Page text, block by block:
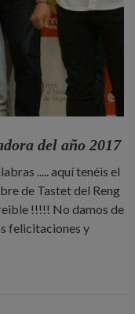
del año 2017
..... aquí tenéis el
de Tastet del Reng
!!!!! No damos de
felicitaciones y